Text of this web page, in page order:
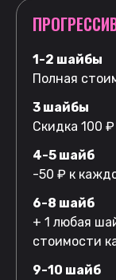
1-2 шайбы
Полная
3 шайбы
Скидка 100 ₽
4-5 шайб
-50 ₽ к
6-8 шайб
+ 1 любая
стоимости
9-10 шайб